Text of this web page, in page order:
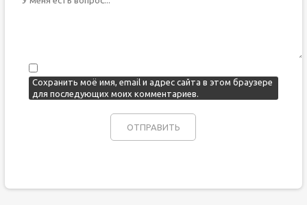
Сохранить моё имя, email и адрес сайта в этом браузере
для последующих моих комментариев.